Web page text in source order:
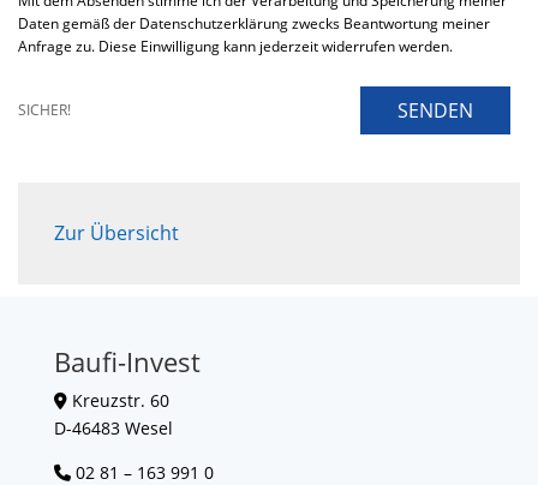
Daten gemäß der Datenschutzerklärung zwecks Beantwortung meiner
Anfrage zu. Diese Einwilligung kann jederzeit widerrufen werden.
SICHER! SENDEN
Zur Übersicht
Baufi-Invest
Kreuzstr. 60
D-46483 Wesel
02 81 – 163 991 0